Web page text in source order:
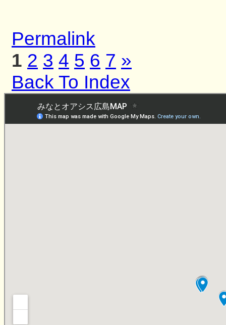
Permalink
1 2 3 4 5 6 7 »
Back To Index